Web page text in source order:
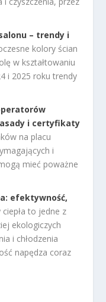
– trendy i
kolory ścian
w kształtowaniu
i 2025 roku trendy
i certyfikaty
na placu
i
mieć poważne
efektywność,
ciepła to jedne z
ekologiczych
i chłodzenia
napędza coraz